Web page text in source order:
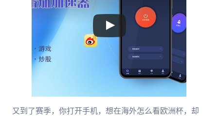
又到了赛季，你打开手机，想在海外怎么看欧洲杯，却